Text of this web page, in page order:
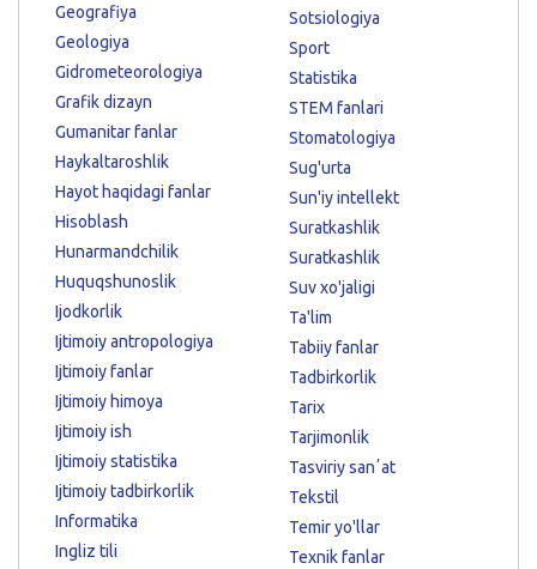
Geografiya
Geologiya
Gidrometeorologiya
Grafik dizayn
Gumanitar fanlar
Haykaltaroshlik
Hayot haqidagi fanlar
Hisoblash
Hunarmandchilik
Huquqshunoslik
Ijodkorlik
Ijtimoiy antropologiya
Ijtimoiy fanlar
Ijtimoiy himoya
Ijtimoiy ish
Ijtimoiy statistika
Ijtimoiy tadbirkorlik
Informatika
Ingliz tili
Sotsiologiya
Sport
Statistika
STEM fanlari
Stomatologiya
Sug'urta
Sun'iy intellekt
Suratkashlik
Suratkashlik
Suv xo'jaligi
Ta'lim
Tabiiy fanlar
Tadbirkorlik
Tarix
Tarjimonlik
Tasviriy sanʼat
Tekstil
Temir yo'llar
Texnik fanlar